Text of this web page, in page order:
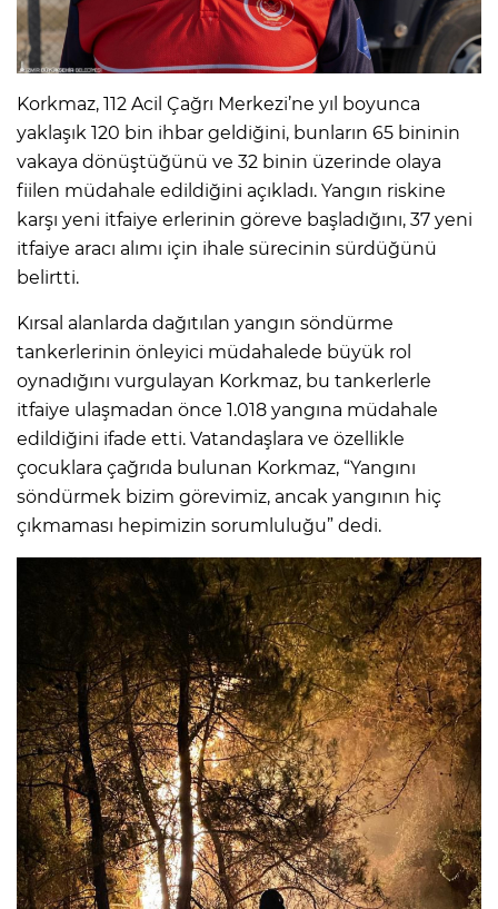
Korkmaz, 112 Acil Çağrı Merkezi’ne yıl boyunca
yaklaşık 120 bin ihbar geldiğini, bunların 65 bininin
vakaya dönüştüğünü ve 32 binin üzerinde olaya
fiilen müdahale edildiğini açıkladı. Yangın riskine
karşı yeni itfaiye erlerinin göreve başladığını, 37 yeni
itfaiye aracı alımı için ihale sürecinin sürdüğünü
belirtti.
Kırsal alanlarda dağıtılan yangın söndürme
tankerlerinin önleyici müdahalede büyük rol
oynadığını vurgulayan Korkmaz, bu tankerlerle
itfaiye ulaşmadan önce 1.018 yangına müdahale
edildiğini ifade etti. Vatandaşlara ve özellikle
çocuklara çağrıda bulunan Korkmaz, “Yangını
söndürmek bizim görevimiz, ancak yangının hiç
çıkmaması hepimizin sorumluluğu” dedi.